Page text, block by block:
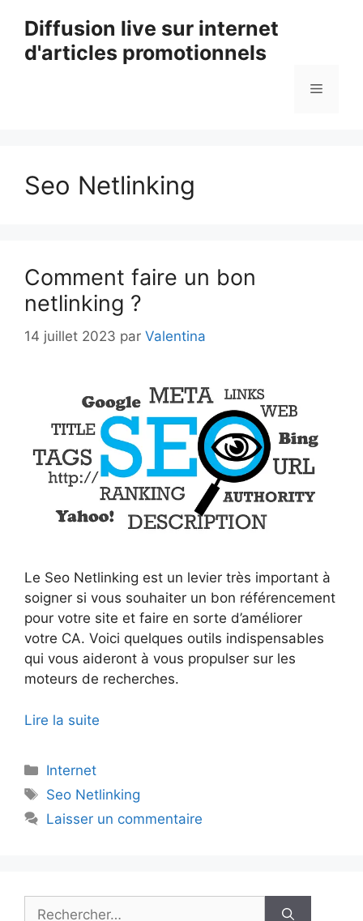
contenu
Diffusion live sur internet
d'articles promotionnels
Menu
Seo Netlinking
Comment faire un bon
netlinking ?
14 juillet 2023 par Valentina
Le Seo Netlinking est un levier très important à
soigner si vous souhaiter un bon référencement
pour votre site et faire en sorte d’améliorer
votre CA. Voici quelques outils indispensables
qui vous aideront à vous propulser sur les
moteurs de recherches.
Lire la suite
Catégories
Internet
Étiquettes
Seo Netlinking
Laisser un commentaire